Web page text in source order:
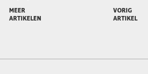
MEER
ARTIKELEN
VORIG
ARTIKEL